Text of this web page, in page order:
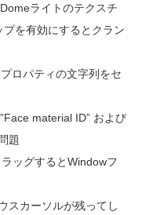
ライトのテクスチ
を有効にするとクラン
ロパティの文字列をセ
material ID” および
題
ッグするとWindowフ
スカーソルが残ってし